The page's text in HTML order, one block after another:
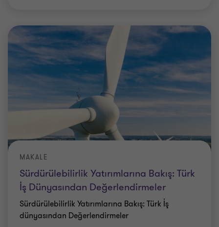
Sürdürülebilirlik Yatırımlarına Bakış: Türk
İş Dünyasından Değerlendirmeler
MAKALE
Sürdürülebilirlik Yatırımlarına Bakış: Türk İş
dünyasından Değerlendirmeler